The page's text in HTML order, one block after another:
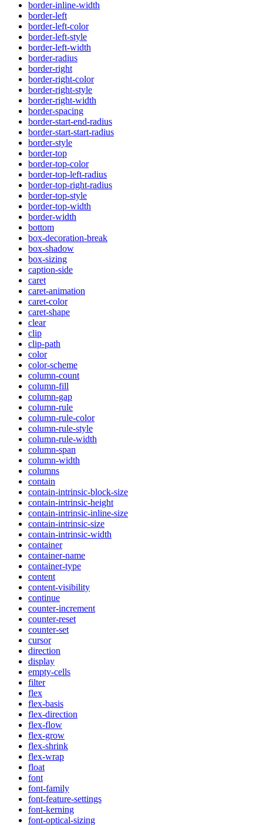
border-inline-width
border-left
border-left-color
border-left-style
border-left-width
border-radius
border-right
border-right-color
border-right-style
border-right-width
border-spacing
border-start-end-radius
border-start-start-radius
border-style
border-top
border-top-color
border-top-left-radius
border-top-right-radius
border-top-style
border-top-width
border-width
bottom
box-decoration-break
box-shadow
box-sizing
caption-side
caret
caret-animation
caret-color
caret-shape
clear
clip
clip-path
color
color-scheme
column-count
column-fill
column-gap
column-rule
column-rule-color
column-rule-style
column-rule-width
column-span
column-width
columns
contain
contain-intrinsic-block-size
contain-intrinsic-height
contain-intrinsic-inline-size
contain-intrinsic-size
contain-intrinsic-width
container
container-name
container-type
content
content-visibility
continue
counter-increment
counter-reset
counter-set
cursor
direction
display
empty-cells
filter
flex
flex-basis
flex-direction
flex-flow
flex-grow
flex-shrink
flex-wrap
float
font
font-family
font-feature-settings
font-kerning
font-optical-sizing